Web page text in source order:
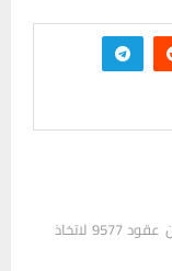
وثيقة: ذي قار توجه بحصر غير المباشرين ضمن عقود 9577 لاتخاذ